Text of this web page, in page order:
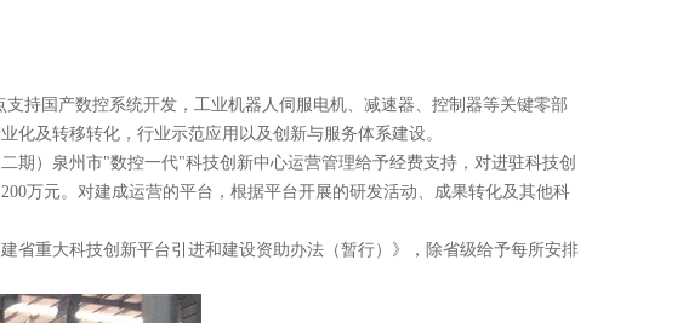
支持国产数控系统开发，工业机器人伺服电机、减速器、控制器等关键零部
及转移转化，行业示范应用以及创新与服务体系建设。
期）泉州市"数控一代"科技创新中心运营管理给予经费支持，对进驻科技创
万元。对建成运营的平台，根据平台开展的研发活动、成果转化及其他科
省重大科技创新平台引进和建设资助办法（暂行）》，除省级给予每所安排